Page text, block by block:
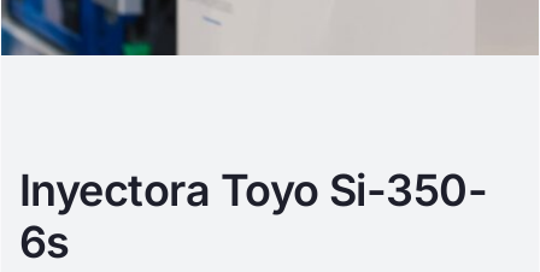
Inyectora Toyo Si-350-
6s